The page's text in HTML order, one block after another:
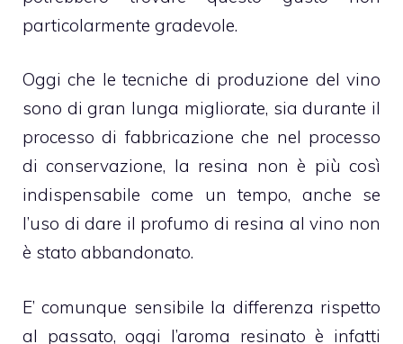
particolarmente gradevole.
Oggi che le tecniche di produzione del vino
sono di gran lunga migliorate, sia durante il
processo di fabbricazione che nel processo
di conservazione, la resina non è più così
indispensabile come un tempo, anche se
l’uso di dare il profumo di resina al vino non
è stato abbandonato.
E’ comunque sensibile la differenza rispetto
al passato, oggi l’aroma resinato è infatti